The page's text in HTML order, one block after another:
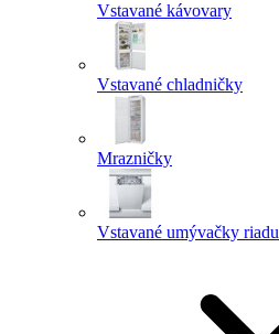
Vstavané kávovary
Vstavané chladničky
Mrazničky
Vstavané umývačky riadu